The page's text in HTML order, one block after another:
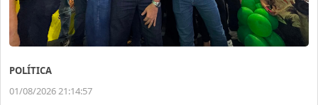
POLÍTICA
01/08/2026 21:14:57